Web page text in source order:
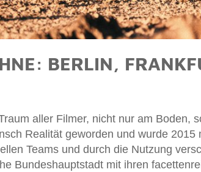
BERLIN,
aller Filmer, nicht nur am Boden,
Realität geworden und wurde
Teams und durch die Nutzung
Bundeshauptstadt mit ihren